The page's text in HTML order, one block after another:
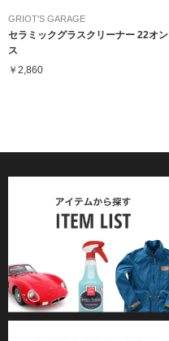
GRIOT'S GARAGE
セラミックグラスクリーナー 22オン
ス
￥2,860